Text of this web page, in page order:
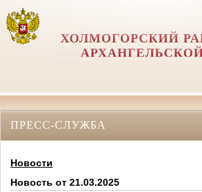
ХОЛМОГОРСКИЙ
ПРЕСС-СЛУЖБА
Новости
Новость от 21.03.2025